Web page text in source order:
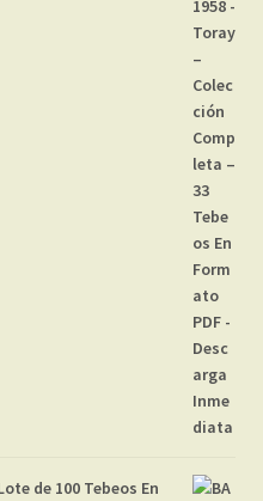
de 100 Tebeos En